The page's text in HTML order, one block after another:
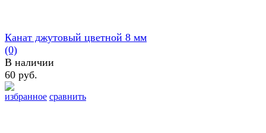
избранное сравнить
Канат джутовый цветной 8 мм
(0)
В наличии
60 руб.